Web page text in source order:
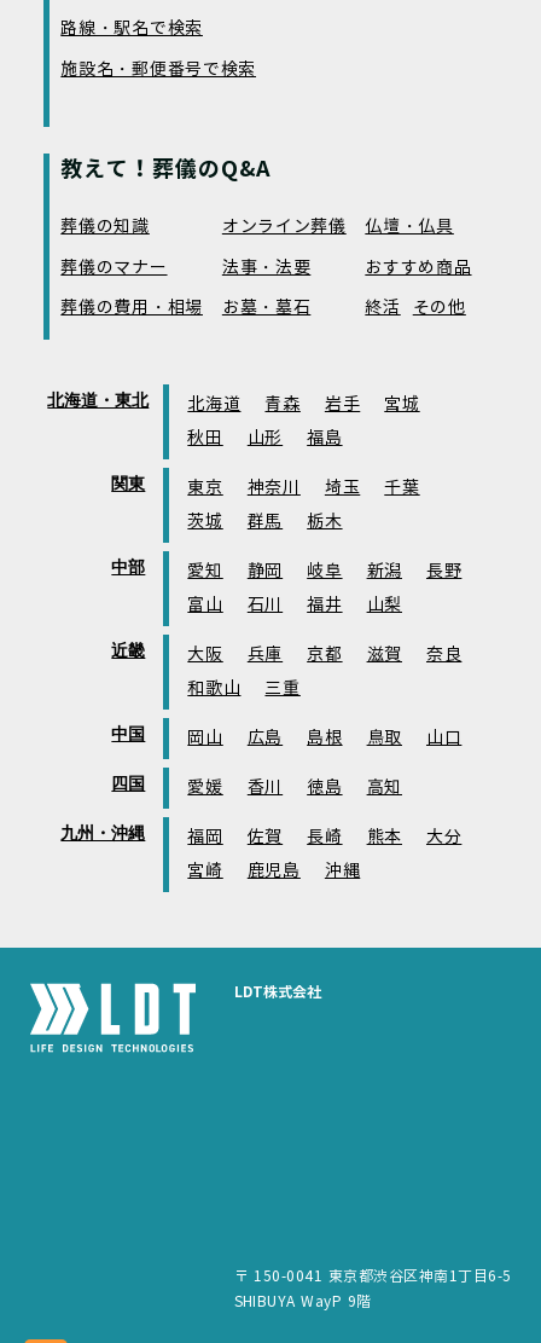
路線・駅名で検索
施設名・郵便番号で検索
教えて！葬儀のQ&A
葬儀の知識 オンライン葬儀
仏壇・仏具
葬儀のマナー
法事・法要
おすすめ商品
葬儀の費用・相場
お墓・墓石 終活 その他
北海道・東北 北海道 青森 岩手
宮城
秋田
山形 福島
関東 東京 神奈川 埼玉
千葉
茨城
群馬 栃木
中部 愛知 静岡 岐阜 新潟
長野
富山
石川 福井 山梨
近畿 大阪 兵庫 京都 滋賀
奈良
和歌山
三重
中国 岡山 広島 島根 鳥取 山口
四国 愛媛 香川 徳島 高知
九州・沖縄 福岡 佐賀 長崎 熊本
大分
宮崎
鹿児島 沖縄
LDT株式会社
〒 150-0041 東京都渋谷区神南1丁目6-5
SHIBUYA WayP 9階